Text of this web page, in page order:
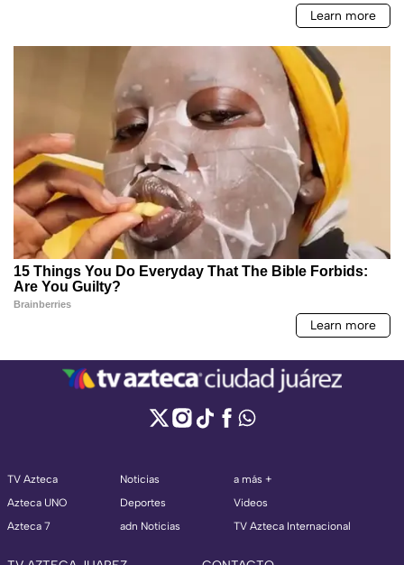
TV Azteca
Azteca UNO
Azteca 7
Noticias
Deportes
adn Noticias
a más +
Videos
TV Azteca Internacional